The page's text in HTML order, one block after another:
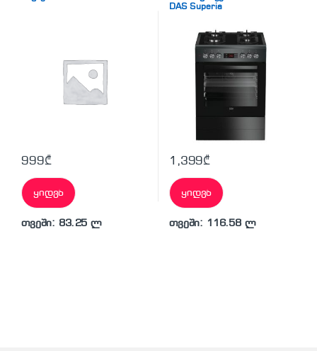
999₾
ყიდვა
თვეში: 83.25 ლ
DAS Superia
1,399₾
ყიდვა
თვეში: 116.58 ლ